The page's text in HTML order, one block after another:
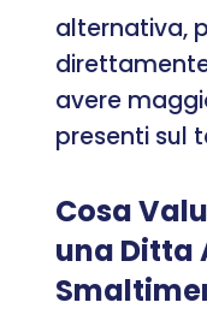
alternativa,
direttamente
avere
presenti sul
Cosa
una Ditta